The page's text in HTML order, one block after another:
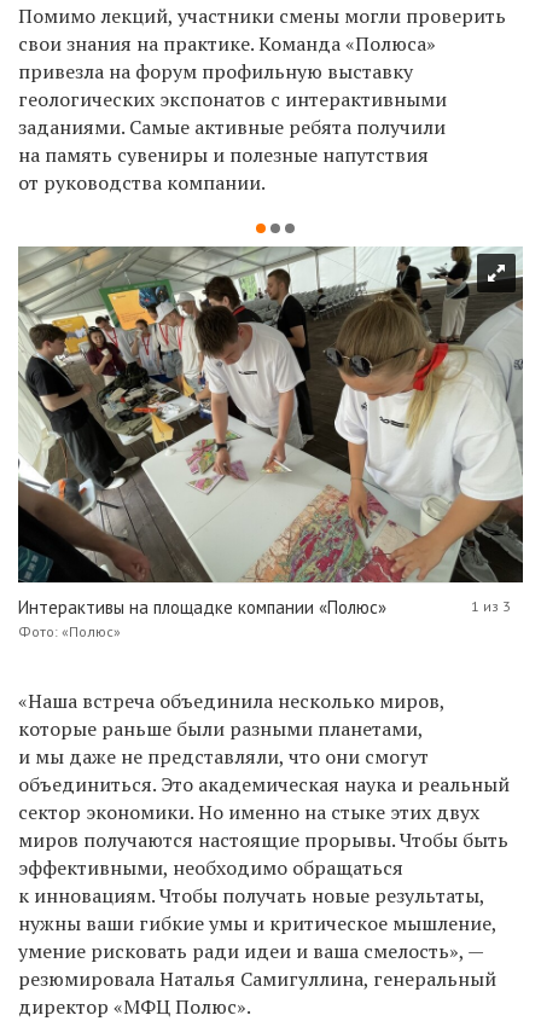
Помимо лекций, участники смены могли проверить
свои знания на практике. Команда «Полюса»
привезла на форум профильную выставку
геологических экспонатов с интерактивными
заданиями. Самые активные ребята получили
на память сувениры и полезные напутствия
от руководства компании.
Интерактивы на площадке компании «Полюс»
Фото: «Полюс»
1 из 3
«Наша встреча объединила несколько миров,
которые раньше были разными планетами,
и мы даже не представляли, что они смогут
объединиться. Это академическая наука и реальный
сектор экономики. Но именно на стыке этих двух
миров получаются настоящие прорывы. Чтобы быть
эффективными, необходимо обращаться
к инновациям. Чтобы получать новые результаты,
нужны ваши гибкие умы и критическое мышление,
умение рисковать ради идеи и ваша смелость», —
резюмировала Наталья Самигуллина, генеральный
директор «МФЦ Полюс».